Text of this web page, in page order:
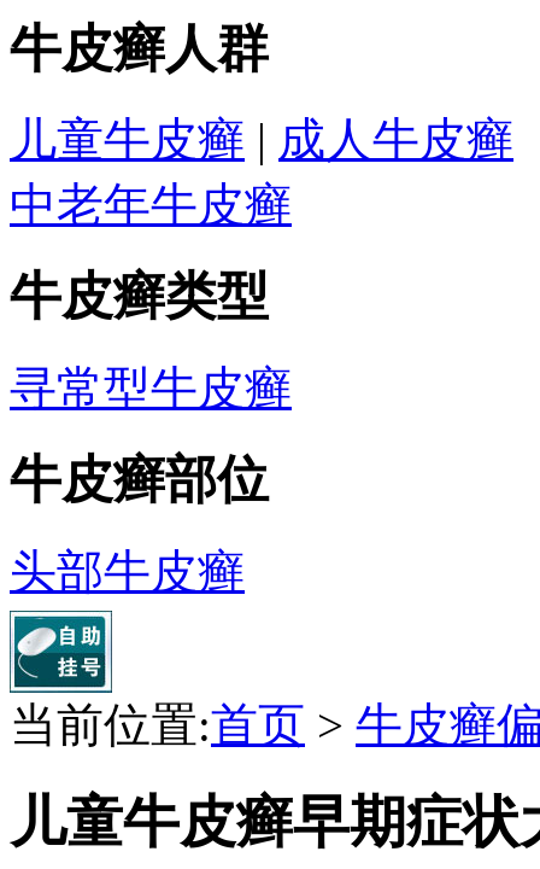
牛皮癣人群
儿童牛皮癣 | 成人牛皮癣
中老年牛皮癣
牛皮癣类型
寻常型牛皮癣
牛皮癣部位
头部牛皮癣
当前位置:首页 > 牛皮癣
儿童牛皮癣早期症状